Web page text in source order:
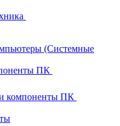
(Системные
ПК
компоненты ПК